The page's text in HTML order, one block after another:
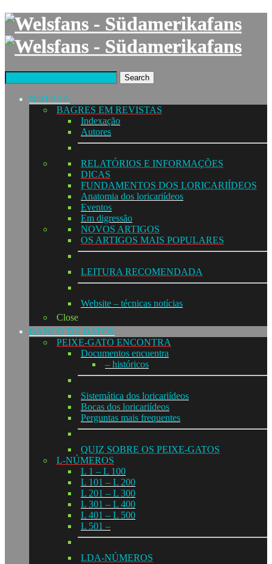
Search
NOTÍCIA
BAGRES EM REVISTAS
Indexação
Autores
RELATÓRIOS E INFORMAÇÕES
DICAS
FUNDAMENTOS DOS LORICARIÍDEOS
Anatomia dos loricariídeos
Eventos
Em digressão
NOVOS ARTIGOS
OS ARTIGOS MAIS POPULARES
LEITURA RECOMENDADA
Website – técnicas notícias
Close
BANCO DE DATOS
PEIXE-GATO ENCONTRA
Documentos encuentra
– históricos
Sistemática dos loricariídeos
Bocas dos loricariídeos
Perguntas mais frequentes
QUIZ SOBRE OS PEIXE-GATOS
L-NÚMEROS
L 1 – L 100
L 101 – L 200
L 201 – L 300
L 301 – L 400
L 401 – L 500
L 501 –
LDA-NÚMEROS